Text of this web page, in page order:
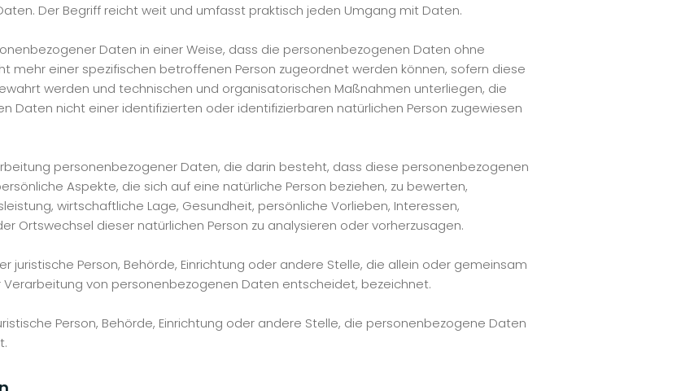
Der Begriff reicht weit und umfasst praktisch jeden Umgang mit Daten.
Daten in einer Weise, dass die personenbezogenen Daten ohne
mehr einer spezifischen betroffenen Person zugeordnet werden können, sofern diese
werden und technischen und organisatorischen Maßnahmen unterliegen, die
Daten nicht einer identifizierten oder identifizierbaren natürlichen Person zugewiesen
personenbezogener Daten, die darin besteht, dass diese personenbezogenen
Aspekte, die sich auf eine natürliche Person beziehen, zu bewerten,
wirtschaftliche Lage, Gesundheit, persönliche Vorlieben, Interessen,
Ortswechsel dieser natürlichen Person zu analysieren oder vorherzusagen.
juristische Person, Behörde, Einrichtung oder andere Stelle, die allein oder gemeinsam
von personenbezogenen Daten entscheidet, bezeichnet.
Person, Behörde, Einrichtung oder andere Stelle, die personenbezogene Daten